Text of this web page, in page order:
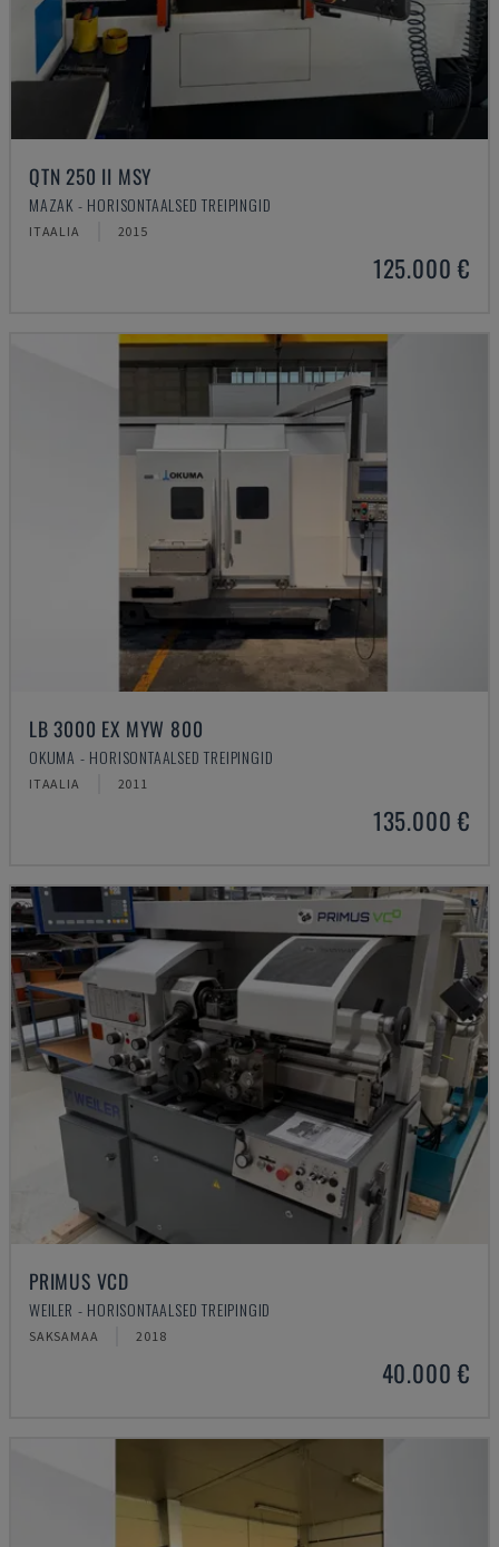
QTN 250 II MSY
MAZAK - HORISONTAALSED TREIPINGID
ITAALIA 2015
125.000 €
LB 3000 EX MYW 800
OKUMA - HORISONTAALSED TREIPINGID
ITAALIA 2011
135.000 €
PRIMUS VCD
WEILER - HORISONTAALSED TREIPINGID
SAKSAMAA 2018
40.000 €